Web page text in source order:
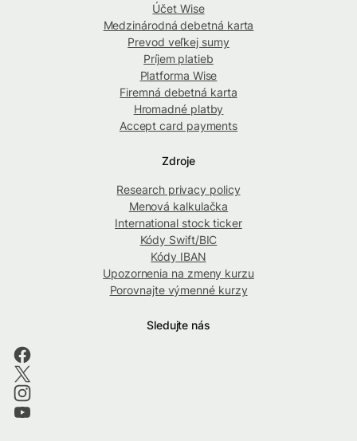
Účet Wise
Medzinárodná debetná karta
Prevod veľkej sumy
Príjem platieb
Platforma Wise
Firemná debetná karta
Hromadné platby
Accept card payments
Zdroje
Research privacy policy
Menová kalkulačka
International stock ticker
Kódy Swift/BIC
Kódy IBAN
Upozornenia na zmeny kurzu
Porovnajte výmenné kurzy
Sledujte nás